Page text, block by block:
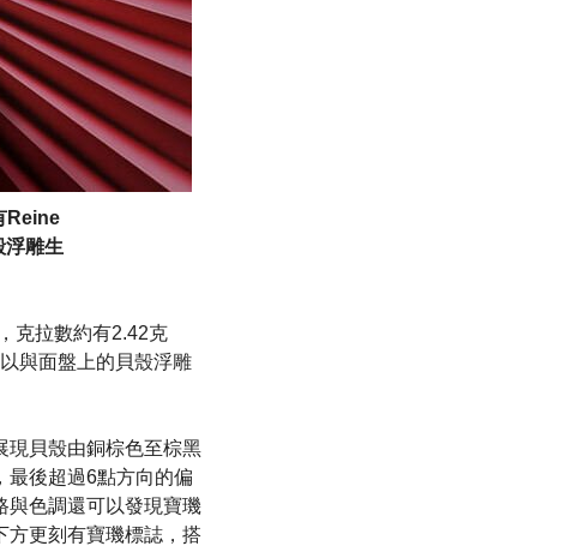
Reine
雕生
克拉數約有2.42克
與面盤上的貝殼浮雕
現貝殼由銅棕色至棕黑
最後超過6點方向的偏
與色調還可以發現寶璣
更刻有寶璣標誌，搭